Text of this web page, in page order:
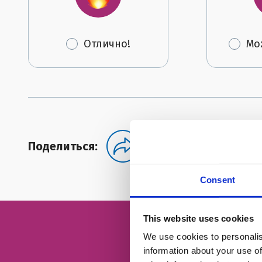
Consent
This website uses cookies
We use cookies to
information about your use
Отлично!
Поделиться: